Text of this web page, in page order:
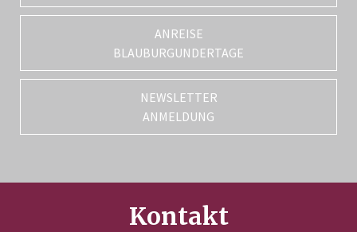
ANREISE
BLAUBURGUNDERTAGE
NEWSLETTER
ANMELDUNG
Kontakt